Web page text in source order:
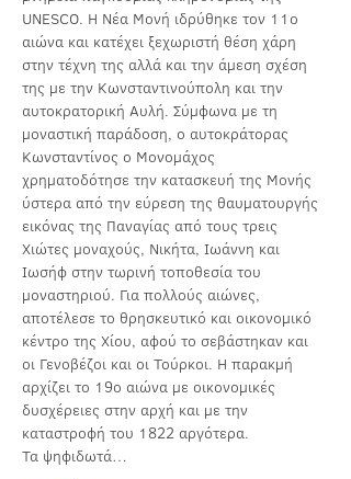
UNESCO. Η Νέα Μονή ιδρύθηκε τον 11ο
αιώνα και κατέχει ξεχωριστή θέση χάρη
στην τέχνη της αλλά και την άμεση σχέση
της με την Κωνσταντινούπολη και την
αυτοκρατορική Αυλή. Σύμφωνα με τη
μοναστική παράδοση, ο αυτοκράτορας
Κωνσταντίνος ο Μονομάχος
χρηματοδότησε την κατασκευή της Μονής
ύστερα από την εύρεση της θαυματουργής
εικόνας της Παναγίας από τους τρεις
Χιώτες μοναχούς, Νικήτα, Ιωάννη και
Ιωσήφ στην τωρινή τοποθεσία του
μοναστηριού. Για πολλούς αιώνες,
αποτέλεσε το θρησκευτικό και οικονομικό
κέντρο της Χίου, αφού το σεβάστηκαν και
οι Γενοβέζοι και οι Τούρκοι. Η παρακμή
αρχίζει το 19ο αιώνα με οικονομικές
δυσχέρειες στην αρχή και με την
καταστροφή του 1822 αργότερα.
Τα ψηφιδωτά…